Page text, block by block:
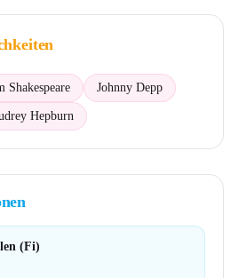
Shakespeare Johnny Depp
Hepburn
(Fi)